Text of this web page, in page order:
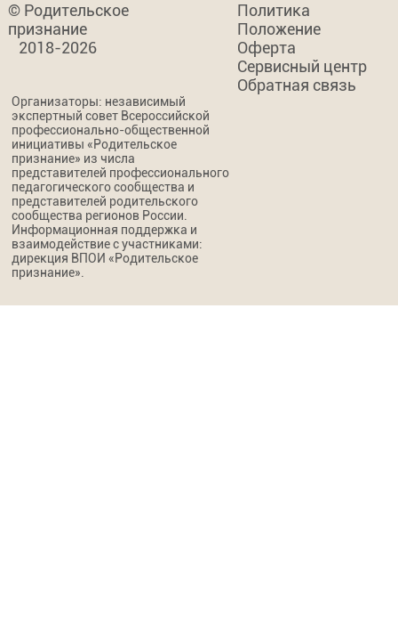
© Родительское
признание
2018-2026
Политика
Положение
Оферта
Сервисный центр
Обратная связь
Организаторы: независимый
экспертный совет Всероссийской
профессионально-общественной
инициативы «Родительское
признание» из числа
представителей профессионального
педагогического сообщества и
представителей родительского
сообщества регионов России.
Информационная поддержка и
взаимодействие с участниками:
дирекция ВПОИ «Родительское
признание».